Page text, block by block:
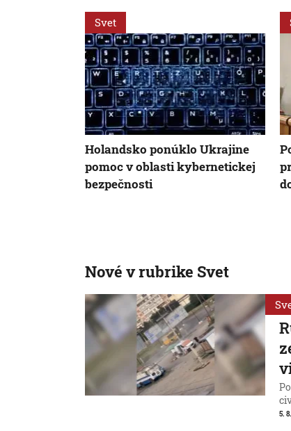
Svet
Holandsko ponúklo Ukrajine
pomoc v oblasti kybernetickej
bezpečnosti
Nové v rubrike Svet
5.